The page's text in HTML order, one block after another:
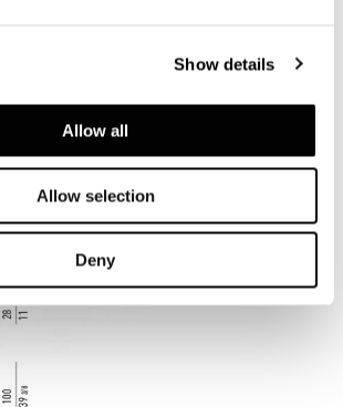
Show details
Allow all
Allow selection
Deny